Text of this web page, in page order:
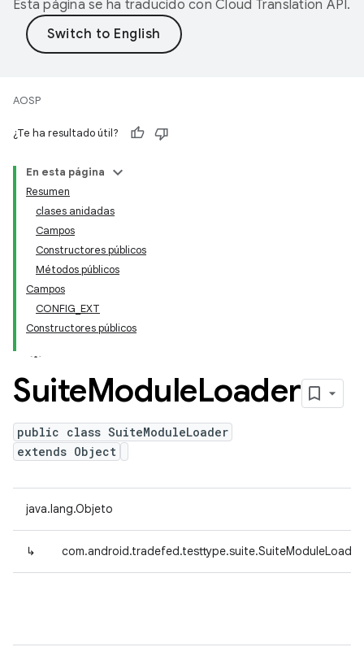
Esta página se ha traducido con Cloud Translation API.
AOSP
¿Te ha resultado útil?
En esta página
Resumen
clases anidadas
Campos
Constructores públicos
Métodos públicos
Campos
CONFIG_EXT
Constructores públicos
SuiteModuleLoader
public class SuiteModuleLoader
extends Object
java.lang.Objeto
↳ com.android.tradefed.testtype.suite.SuiteModuleLoader